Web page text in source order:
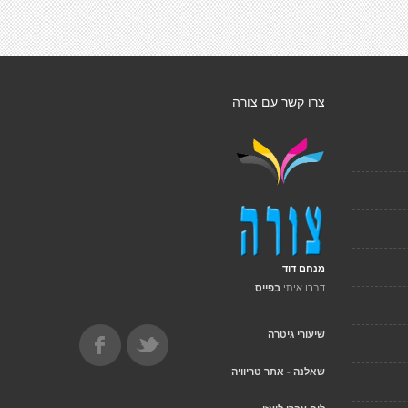
צרו קשר עם צורה
מנחם דוד
דברו איתי בפייס
שיעורי גיטרה
שאלנה - אתר טריוויה